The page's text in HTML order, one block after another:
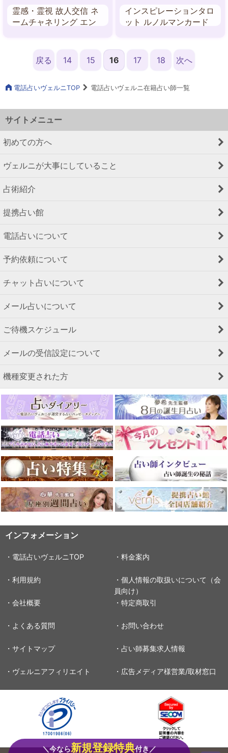
霊感・霊視 故人交信 ネ
ームチャネリング エン
インスピレーションタロ
ット ルノルマンカード
戻る 14 15 16 17 18 次へ
電話占いヴェルニTOP 電話占いヴェルニ在籍占い師一覧
＼今なら新規登録特典付き／
サイトメニュー
初めての方へ
ヴェルニが大事にしていること
占術紹介
提携占い館
電話占いについて
予約依頼について
チャット占いについて
メール占いについて
ご待機スケジュール
メールの受信設定について
機種変更された方
インフォメーション
・電話占いヴェルニTOP ・料金案内
・利用規約
・個人情報の取扱いについて（会
員向け）
・会社概要
・特定商取引
・よくある質問 ・お問い合わせ
・サイトマップ ・占い師募集求人情報
・ヴェルニアフィリエイト ・広告メディア様営業/取材窓口